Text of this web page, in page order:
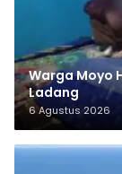
Warga Moyo
Ladang
6 Agustus 2026